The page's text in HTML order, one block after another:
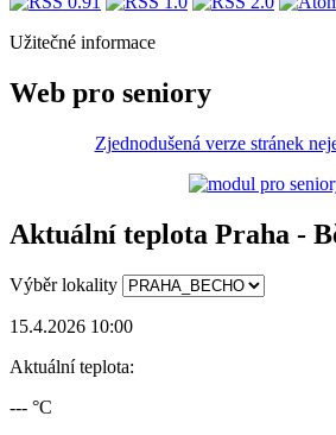
Užitečné informace
Web pro seniory
Zjednodušená verze stránek
Aktuální teplota Praha -
Výběr lokality
15.4.2026 10:00
Aktuální teplota:
--- °C